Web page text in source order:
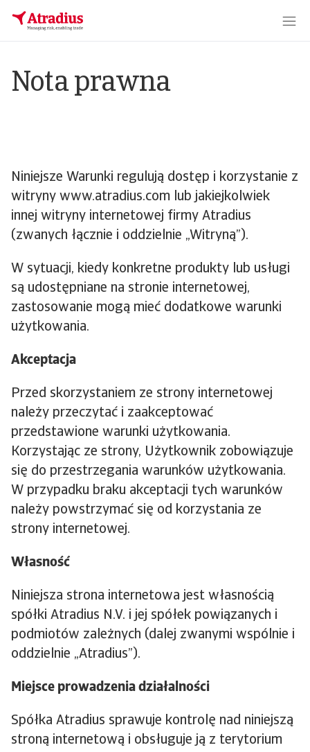
Nota prawna
Niniejsze Warunki regulują dostęp i korzystanie z
witryny www.atradius.com lub jakiejkolwiek
innej witryny internetowej firmy Atradius
(zwanych łącznie i oddzielnie „Witryną”).
W sytuacji, kiedy konkretne produkty lub usługi
są udostępniane na stronie internetowej,
zastosowanie mogą mieć dodatkowe warunki
użytkowania.
Akceptacja
Przed skorzystaniem ze strony internetowej
należy przeczytać i zaakceptować
przedstawione warunki użytkowania.
Korzystając ze strony, Użytkownik zobowiązuje
się do przestrzegania warunków użytkowania.
W przypadku braku akceptacji tych warunków
należy powstrzymać się od korzystania ze
strony internetowej.
Własność
Niniejsza strona internetowa jest własnością
spółki Atradius N.V. i jej spółek powiązanych i
podmiotów zależnych (dalej zwanymi wspólnie i
oddzielnie „Atradius”).
Miejsce prowadzenia działalności
Spółka Atradius sprawuje kontrolę nad niniejszą
stroną internetową i obsługuje ją z terytorium